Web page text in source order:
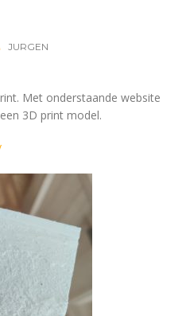
JURGEN
Met onderstaande website
3D print model.